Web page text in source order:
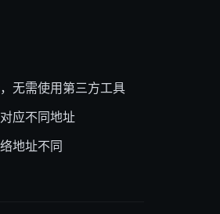
无需使用第三方工具
应不同地址
地址不同